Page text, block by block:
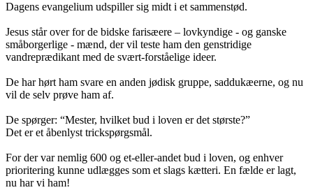
Dagens evangelium udspiller sig midt i et sammenstød.
Jesus står over for de bidske farisæere – lovkyndige - og ganske
småborgerlige - mænd, der vil teste ham den genstridige
vandreprædikant med de svært-forståelige ideer.
De har hørt ham svare en anden jødisk gruppe, saddukæerne, og nu
vil de selv prøve ham af.
De spørger: “Mester, hvilket bud i loven er det største?”
Det er et åbenlyst trickspørgsmål.
For der var nemlig 600 og et-eller-andet bud i loven, og enhver
prioritering kunne udlægges som et slags kætteri. En fælde er lagt,
nu har vi ham!